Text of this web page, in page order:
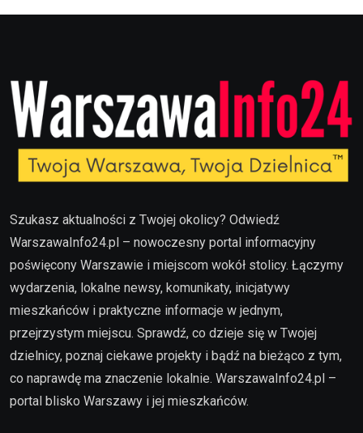
Szukasz aktualności z Twojej okolicy? Odwiedź
WarszawaInfo24.pl – nowoczesny portal informacyjny
poświęcony Warszawie i miejscom wokół stolicy. Łączymy
wydarzenia, lokalne newsy, komunikaty, inicjatywy
mieszkańców i praktyczne informacje w jednym,
przejrzystym miejscu. Sprawdź, co dzieje się w Twojej
dzielnicy, poznaj ciekawe projekty i bądź na bieżąco z tym,
co naprawdę ma znaczenie lokalnie. WarszawaInfo24.pl –
portal blisko Warszawy i jej mieszkańców.